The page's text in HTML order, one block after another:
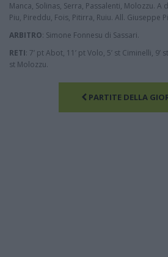
Manca, Solinas, Serra, Passalenti, Molozzu. A
Piu, Pireddu, Fois, Pitirra, Ruiu. All. Giuseppe
ARBITRO: Simone Fonnesu di Sassari.
RETI: 7’ pt Abot, 11’ pt Volo, 5’ st Ciminelli, 9’
st Molozzu.
PARTITE DELLA